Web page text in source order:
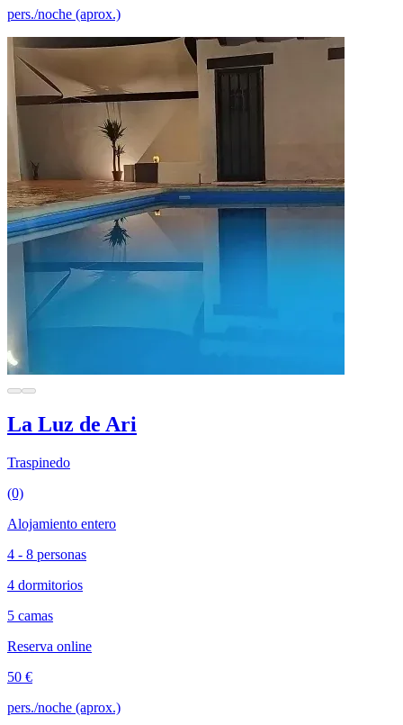
pers./noche (aprox.)
La Luz de Ari
Traspinedo
(0)
Alojamiento entero
4 - 8 personas
4 dormitorios
5 camas
Reserva online
50 €
pers./noche (aprox.)